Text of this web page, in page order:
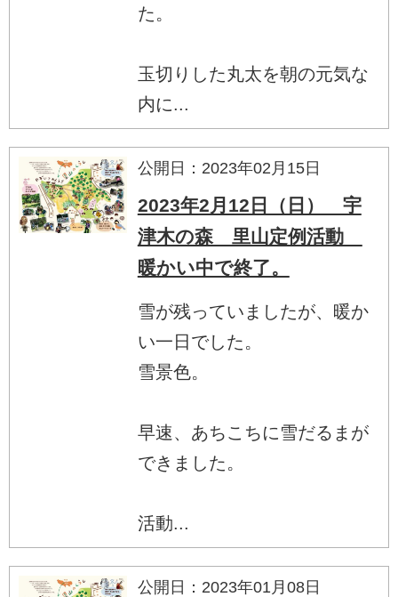
た。
玉切りした丸太を朝の元気な
内に...
公開日：2023年02月15日
2023年2月12日（日） 宇
津木の森 里山定例活動
暖かい中で終了。
雪が残っていましたが、暖か
い一日でした。
雪景色。
早速、あちこちに雪だるまが
できました。
活動...
公開日：2023年01月08日